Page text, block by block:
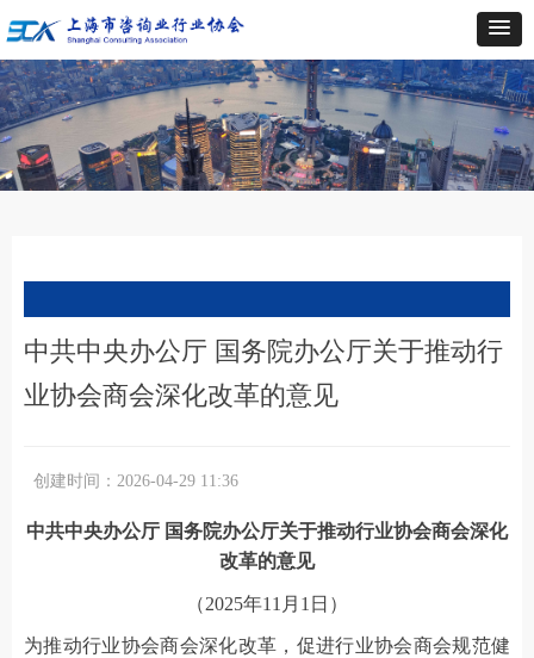
中共中央办公厅 国务院办公厅关于推动行
业协会商会深化改革的意见
创建时间： 2026-04-29 11:36
中共中央办公厅 国务院办公厅关于推动行业协会商会深化
改革的意见
（2025年11月1日）
为推动行业协会商会深化改革，促进行业协会商会规范健